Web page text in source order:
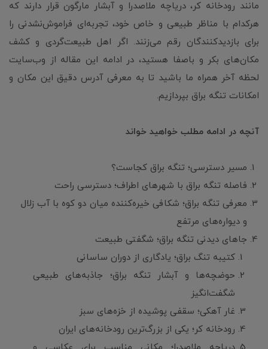
مانند رودخانه کر، دریاچه ملاصدرا و آبشار مارگون قرار دارند که
هرکدام با مناظر طبیعی و خاص خود، تجربه‌ای فراموش‌نشدنی را
برای بازدیدکنندگان رقم می‌زنند. اگر اهل طبیعت‌گردی و کشف
مکان‌های بکر و باصفا هستید، در ادامه این مقاله از وب‌سایت
لحظه آخر همراه ما باشید تا به معرفی آدرس دقیق این مکان و
امکانات تنگه براق بپردازیم.
آنچه در ادامه مطلب خواهید خواند
مسیر دسترسی؛ تنگه براق کجاست؟
فاصله تنگه براق با شهرهای اطراف؛ دسترسی راحت
معرفی تنگه براق؛ شکافی خیره‌کننده میان دو کوه با آب زلال
و دیواره‌های مرتفع
جاهای دیدنی تنگه براق؛ شگفتی طبیعت
کتیبه تنگ براق؛ یادگاری از دوران ساسانی
حوضچه‌ها و آبشار تنگه براق؛ جاذبه‌های طبیعی
شگفت‌انگیز
غار آهکی؛ سقفی پوشیده از خزه‌های سبز
رودخانه کر؛ یکی از بزرگ‌ترین رودخانه‌های ایران